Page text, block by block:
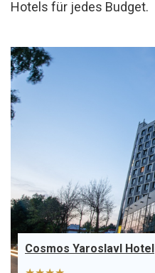
Hotels für jedes Budget.
Cosmos Yaroslavl Hotel